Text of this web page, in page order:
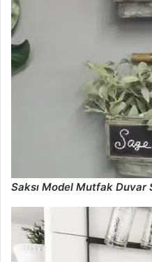
Saksı Model Mutfak Duvar